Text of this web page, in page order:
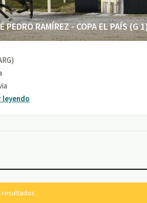
PEDRO RAMÍREZ - COPA EL PAÍS (G
leyendo
resultados